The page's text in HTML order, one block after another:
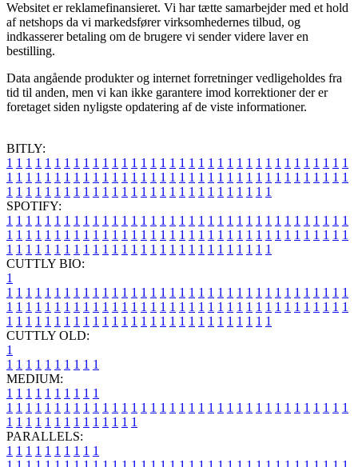
Websitet er reklamefinansieret. Vi har tætte samarbejder med et hold
af netshops da vi markedsfører virksomhedernes tilbud, og
indkasserer betaling om de brugere vi sender videre laver en
bestilling.
Data angående produkter og internet forretninger vedligeholdes fra
tid til anden, men vi kan ikke garantere imod korrektioner der er
foretaget siden nyligste opdatering af de viste informationer.
BITLY:
1 1 1 1 1 1 1 1 1 1 1 1 1 1 1 1 1 1 1 1 1 1 1 1 1 1 1 1 1 1 1 1 1 1 1 1
1 1 1 1 1 1 1 1 1 1 1 1 1 1 1 1 1 1 1 1 1 1 1 1 1 1 1 1 1 1 1 1 1 1 1 1
1 1 1 1 1 1 1 1 1 1 1 1 1 1 1 1 1 1 1 1 1 1 1 1 1 1 1 1
SPOTIFY:
1 1 1 1 1 1 1 1 1 1 1 1 1 1 1 1 1 1 1 1 1 1 1 1 1 1 1 1 1 1 1 1 1 1 1 1
1 1 1 1 1 1 1 1 1 1 1 1 1 1 1 1 1 1 1 1 1 1 1 1 1 1 1 1 1 1 1 1 1 1 1 1
1 1 1 1 1 1 1 1 1 1 1 1 1 1 1 1 1 1 1 1 1 1 1 1 1 1 1 1
CUTTLY BIO:
1
1 1 1 1 1 1 1 1 1 1 1 1 1 1 1 1 1 1 1 1 1 1 1 1 1 1 1 1 1 1 1 1 1 1 1 1
1 1 1 1 1 1 1 1 1 1 1 1 1 1 1 1 1 1 1 1 1 1 1 1 1 1 1 1 1 1 1 1 1 1 1 1
1 1 1 1 1 1 1 1 1 1 1 1 1 1 1 1 1 1 1 1 1 1 1 1 1 1 1 1
CUTTLY OLD:
1
1 1 1 1 1 1 1 1 1 1
MEDIUM:
1 1 1 1 1 1 1 1 1 1
1 1 1 1 1 1 1 1 1 1 1 1 1 1 1 1 1 1 1 1 1 1 1 1 1 1 1 1 1 1 1 1 1 1 1 1
1 1 1 1 1 1 1 1 1 1 1 1 1 1
PARALLELS:
1 1 1 1 1 1 1 1 1 1